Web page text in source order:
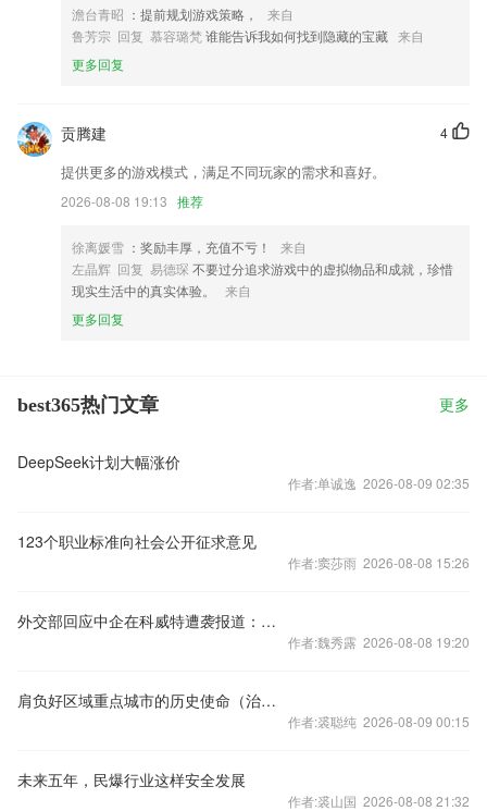
澹台青昭 ：提前规划游戏策略，
来自
鲁芳宗 回复 慕容璐梵 谁能告诉我如何找到隐藏的宝藏 来自
更多回复
4
贡腾建
提供更多的游戏模式，满足不同玩家的需求和喜好。
2026-08-08 19:13 推荐
徐离媛雪 ：奖励丰厚，充值不亏！
来自
左晶辉 回复 易德琛 不要过分追求游戏中的虚拟物品和成就，珍惜
现实生活中的真实体验。
来自
更多回复
best365热门文章 更多
DeepSeek计划大幅涨价
作者:单诚逸 2026-08-09 02:35
123个职业标准向社会公开征求意见
作者:窦莎雨 2026-08-08 15:26
外交部回应中企在科威特遭袭报道：未波及中国公民
作者:魏秀露 2026-08-08 19:20
肩负好区域重点城市的历史使命（治理者说）
作者:裘聪纯 2026-08-09 00:15
未来五年，民爆行业这样安全发展
作者:裘山国 2026-08-08 21:32